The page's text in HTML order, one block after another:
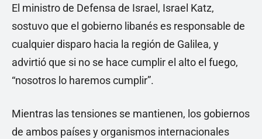
El ministro de Defensa de Israel, Israel Katz,
sostuvo que el gobierno libanés es responsable de
cualquier disparo hacia la región de Galilea, y
advirtió que si no se hace cumplir el alto el fuego,
“nosotros lo haremos cumplir”.
Mientras las tensiones se mantienen, los gobiernos
de ambos países y organismos internacionales